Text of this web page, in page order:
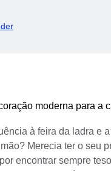
moderna para a
à feira da ladra e
Merecia ter o seu
encontrar sempre